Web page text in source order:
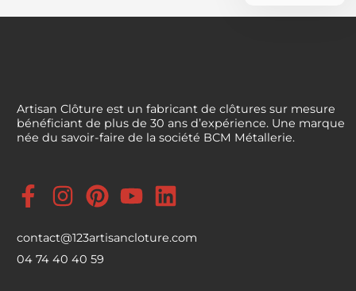
Artisan Clôture est un fabricant de clôtures sur mesure
bénéficiant de plus de 30 ans d’expérience. Une marque
née du savoir-faire de la société BCM Métallerie.
contact@123artisancloture.com
04 74 40 40 59